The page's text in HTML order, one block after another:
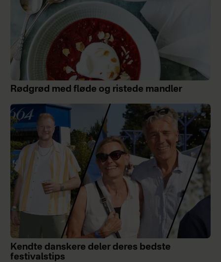
Rødgrød med fløde og ristede mandler
Kendte danskere deler deres bedste
festivalstips